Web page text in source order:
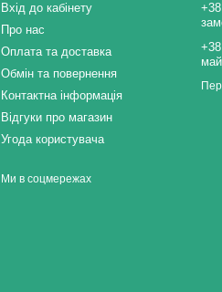
Вхід до кабінету
Про нас
Оплата та доставка
Обмін та повернення
Контактна інформація
Відгуки про магазин
Угода користувача
Ми в соцмережах
+38